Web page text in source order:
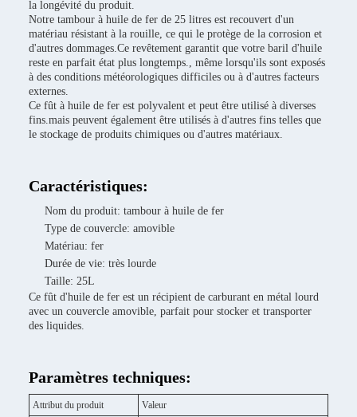
la longévité du produit.
Notre tambour à huile de fer de 25 litres est recouvert d'un
matériau résistant à la rouille, ce qui le protège de la corrosion et
d'autres dommages.Ce revêtement garantit que votre baril d'huile
reste en parfait état plus longtemps., même lorsqu'ils sont exposés
à des conditions météorologiques difficiles ou à d'autres facteurs
externes.
Ce fût à huile de fer est polyvalent et peut être utilisé à diverses
fins.mais peuvent également être utilisés à d'autres fins telles que
le stockage de produits chimiques ou d'autres matériaux.
Caractéristiques:
Nom du produit: tambour à huile de fer
Type de couvercle: amovible
Matériau: fer
Durée de vie: très lourde
Taille: 25L
Ce fût d'huile de fer est un récipient de carburant en métal lourd
avec un couvercle amovible, parfait pour stocker et transporter
des liquides.
Paramètres techniques:
Attribut du produit
Valeur